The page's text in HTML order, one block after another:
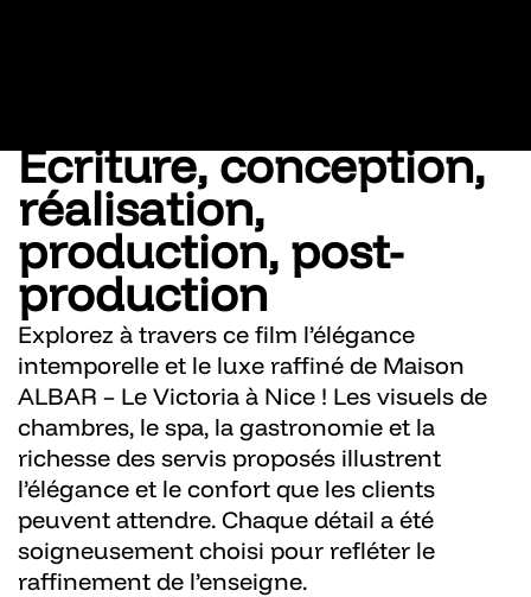
Écriture, conception,
réalisation,
production, post-
production
Explorez à travers ce film l’élégance
intemporelle et le luxe raffiné de Maison
ALBAR – Le Victoria à Nice ! Les visuels de
chambres, le spa, la gastronomie et la
richesse des servis proposés illustrent
l’élégance et le confort que les clients
peuvent attendre. Chaque détail a été
soigneusement choisi pour refléter le
raffinement de l’enseigne.